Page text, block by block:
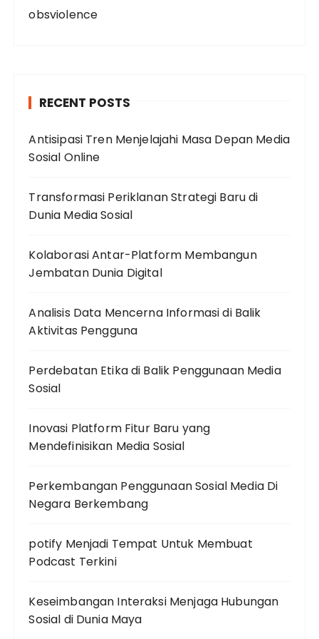
obsviolence
RECENT POSTS
Antisipasi Tren Menjelajahi Masa Depan Media
Sosial Online
Transformasi Periklanan Strategi Baru di
Dunia Media Sosial
Kolaborasi Antar-Platform Membangun
Jembatan Dunia Digital
Analisis Data Mencerna Informasi di Balik
Aktivitas Pengguna
Perdebatan Etika di Balik Penggunaan Media
Sosial
Inovasi Platform Fitur Baru yang
Mendefinisikan Media Sosial
Perkembangan Penggunaan Sosial Media Di
Negara Berkembang
potify Menjadi Tempat Untuk Membuat
Podcast Terkini
Keseimbangan Interaksi Menjaga Hubungan
Sosial di Dunia Maya